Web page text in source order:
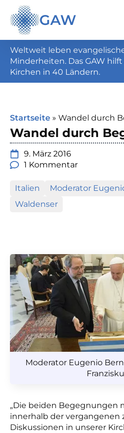
GAW
Weltweit leben
Minderheiten. Das GAW
Kirchen in 40 Ländern.
Startseite » Wandel durch
Wandel durch
9. März 2016
1 Kommentar
Italien
Moderator
Waldenser
Moderator Eugenio
„Die beiden Begegnungen
innerhalb der vergangenen
Diskussionen in unserer